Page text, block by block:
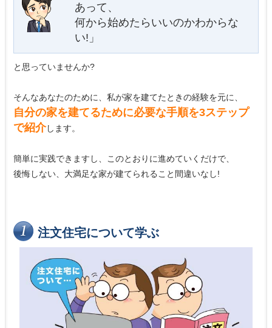
あって、
何から始めたらいいのかわからな
い!」
と思っていませんか?
そんなあなたのために、私が家を建てたときの経験を元に、
自分の家を建てるために必要な手順を3ステップ
で紹介します。
簡単に実践できますし、このとおりに進めていくだけで、
後悔しない、大満足な家が建てられること間違いなし!
注文住宅について学ぶ